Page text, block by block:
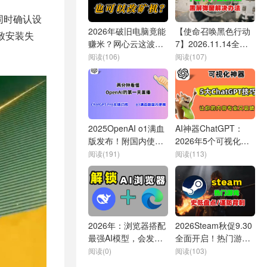
确认设
安装失
2026年破旧电脑竟能
赚米？网心云这波操
作太牛了！
阅读(106)
【使命召唤黑色行动
7】2026.11.14全球
上线，下载/登录/报
错/黑屏解决办法
阅读(107)
2025OpenAI o1满血
版发布！附国内使用
方法 | 2分钟看懂首日
直播 | ChatGPT
Plus/Pro国内购买指
南
阅读(191)
AI神器ChatGPT：
2026年5个可视化技
巧，快速打造专业范
内容图表！可用于
PPT、工作总结或论
文！
阅读(113)
2026年：浏览器搭配
最强AI模型，会发生
什么？
阅读(0)
2026Steam秋促9.30
全面开启！热门游戏
史低盘点，谨防背刺
阅读(103)